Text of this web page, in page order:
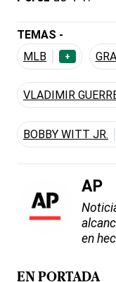
TEMAS -
MLB
+
VLADIMIR
BOBBY WITT JR.
AP
en
EN PORTADA